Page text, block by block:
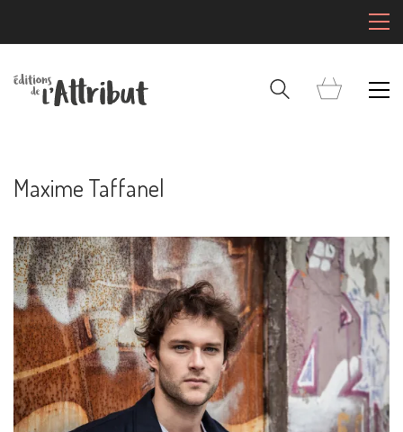
Maxime Taffanel
Mentions Légales